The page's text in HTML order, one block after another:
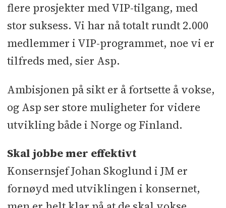
flere prosjekter med VIP-tilgang, med
stor suksess. Vi har nå totalt rundt 2.000
medlemmer i VIP-programmet, noe vi er
tilfreds med, sier Asp.
Ambisjonen på sikt er å fortsette å vokse,
og Asp ser store muligheter for videre
utvikling både i Norge og Finland.
Skal jobbe mer effektivt
Konsernsjef Johan Skoglund i JM er
fornøyd med utviklingen i konsernet,